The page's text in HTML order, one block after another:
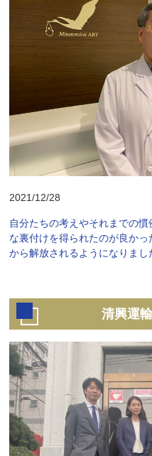
2021/12/28
自分たちの考えやそれまでの
な裏付けを得られたのが良か
から解放されるようになりまし
清興運